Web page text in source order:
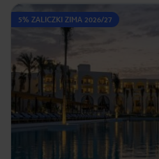
5% ZALICZKI ZIMA 2026/27